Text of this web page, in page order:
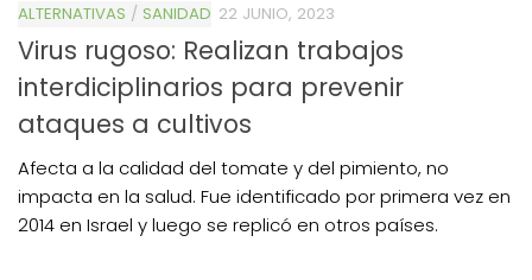
ALTERNATIVAS / SANIDAD 22 JUNIO, 2023
Virus rugoso: Realizan trabajos
interdiciplinarios para prevenir
ataques a cultivos
Afecta a la calidad del tomate y del pimiento, no
impacta en la salud. Fue identificado por primera vez en
2014 en Israel y luego se replicó en otros países.